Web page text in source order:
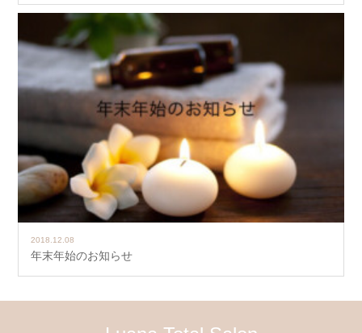
2018.12.08
年末年始のお知らせ